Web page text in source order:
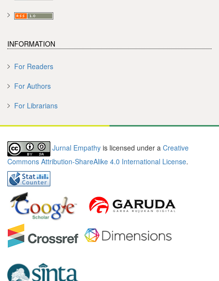
INFORMATION
For Readers
For Authors
For Librarians
Jurnal Empathy is licensed under a Creative
Commons Attribution-ShareAlike 4.0 International License.